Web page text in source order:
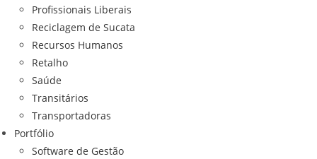
Profissionais Liberais
Reciclagem de Sucata
Recursos Humanos
Retalho
Saúde
Transitários
Transportadoras
Portfólio
Software de Gestão